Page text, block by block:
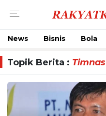
News Bisnis Bola
Topik Berita :